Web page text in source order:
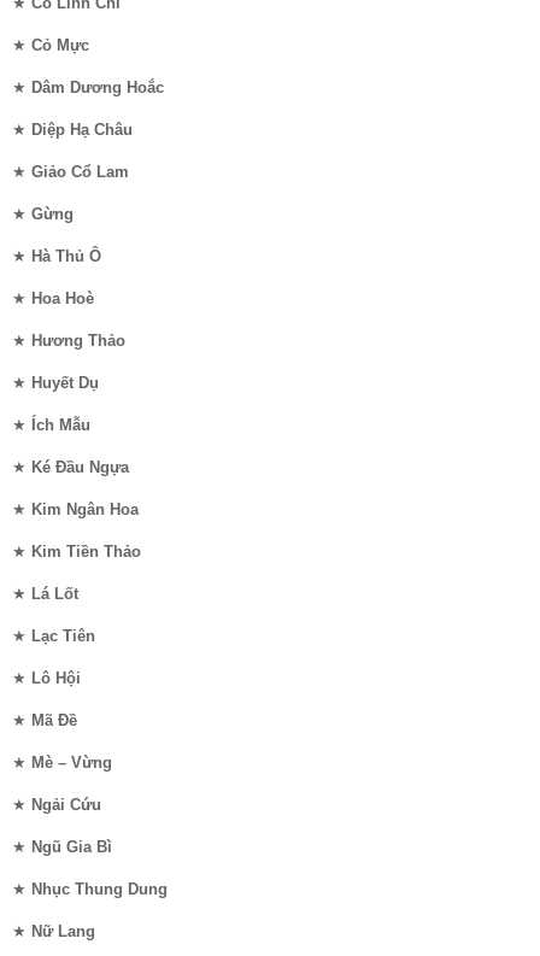
★ Cỏ Mực
★ Dâm Dương Hoắc
★ Diệp Hạ Châu
★ Giảo Cổ Lam
★ Gừng
★ Hà Thủ Ô
★ Hoa Hoè
★ Hương Thảo
★ Huyết Dụ
★ Ích Mẫu
★ Ké Đầu Ngựa
★ Kim Ngân Hoa
★ Kim Tiền Thảo
★ Lá Lốt
★ Lạc Tiên
★ Lô Hội
★ Mã Đề
★ Mè – Vừng
★ Ngải Cứu
★ Ngũ Gia Bì
★ Nhục Thung Dung
★ Nữ Lang